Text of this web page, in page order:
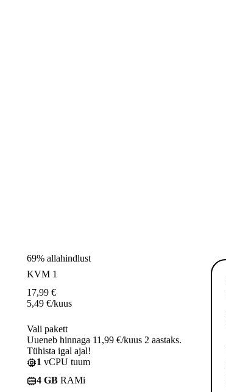
69% allahindlust
KVM 1
17,99 €
5,49 €/kuus
Vali pakett
Uueneb hinnaga 11,99 €/kuus 2 aastaks.
Tühista igal ajal!
1 vCPU tuum
4 GB RAMi